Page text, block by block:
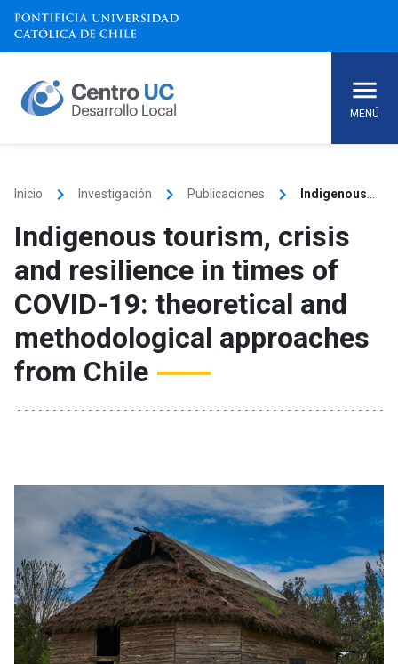
Skip
content
MENÚ
Inicio keyboard_arrow_right Investigación keyboard_arrow_right Publicaciones keyboard_arrow_right
Indigenous tourism, crisis
and resilience in times of
COVID-19: theoretical and
methodological approaches
from Chile